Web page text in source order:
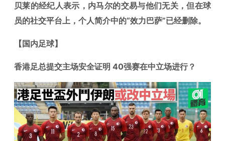
贝莱的经纪人表示，内马尔的交易与他们无关，但在球
员的社交平台上，个人简介中的“效力巴萨”已经删除。
【国内足球】
香港足总提交主场安全证明 40强赛在中立场进行？